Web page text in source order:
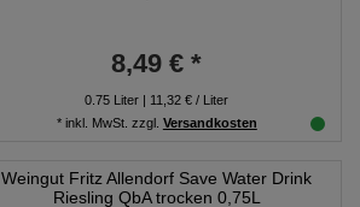
8,49 € *
0.75 Liter | 11,32 € / Liter
* inkl. MwSt. zzgl. Versandkosten
Weingut Fritz Allendorf Save Water Drink
Riesling QbA trocken 0,75L